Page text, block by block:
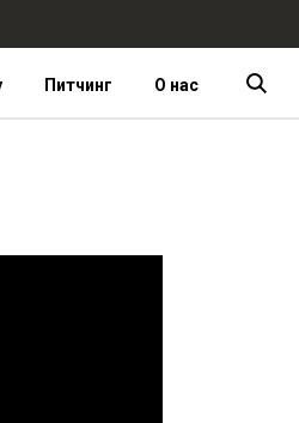
Питчинг О нас